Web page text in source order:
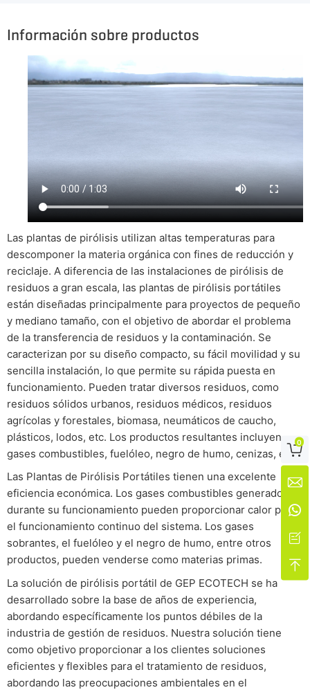
Información sobre productos
Las plantas de pirólisis utilizan altas temperaturas para
descomponer la materia orgánica con fines de reducción y
reciclaje. A diferencia de las instalaciones de pirólisis de
residuos a gran escala, las plantas de pirólisis portátiles
están diseñadas principalmente para proyectos de pequeño
y mediano tamaño, con el objetivo de abordar el problema
de la transferencia de residuos y la contaminación. Se
caracterizan por su diseño compacto, su fácil movilidad y su
sencilla instalación, lo que permite su rápida puesta en
funcionamiento. Pueden tratar diversos residuos, como
residuos sólidos urbanos, residuos médicos, residuos
agrícolas y forestales, biomasa, neumáticos de caucho,
plásticos, lodos, etc. Los productos resultantes incluyen
gases combustibles, fuelóleo, negro de humo, cenizas, etc.
Las Plantas de Pirólisis Portátiles tienen una excelente
eficiencia económica. Los gases combustibles generados
durante su funcionamiento pueden proporcionar calor para
el funcionamiento continuo del sistema. Los gases
sobrantes, el fuelóleo y el negro de humo, entre otros
productos, pueden venderse como materias primas.
La solución de pirólisis portátil de GEP ECOTECH se ha
desarrollado sobre la base de años de experiencia,
abordando específicamente los puntos débiles de la
industria de gestión de residuos. Nuestra solución tiene
como objetivo proporcionar a los clientes soluciones
eficientes y flexibles para el tratamiento de residuos,
abordando las preocupaciones ambientales en el

0



